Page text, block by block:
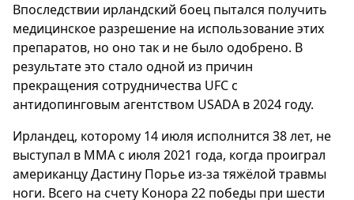
Впоследствии ирландский боец пытался получить
медицинское разрешение на использование этих
препаратов, но оно так и не было одобрено. В
результате это стало одной из причин
прекращения сотрудничества UFC с
антидопинговым агентством USADA в 2024 году.
Ирландец, которому 14 июля исполнится 38 лет, не
выступал в ММА с июля 2021 года, когда проиграл
американцу Дастину Порье из-за тяжёлой травмы
ноги. Всего на счету Конора 22 победы при шести